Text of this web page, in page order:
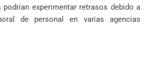
experimentar retrasos debido a
de personal en varias agencias